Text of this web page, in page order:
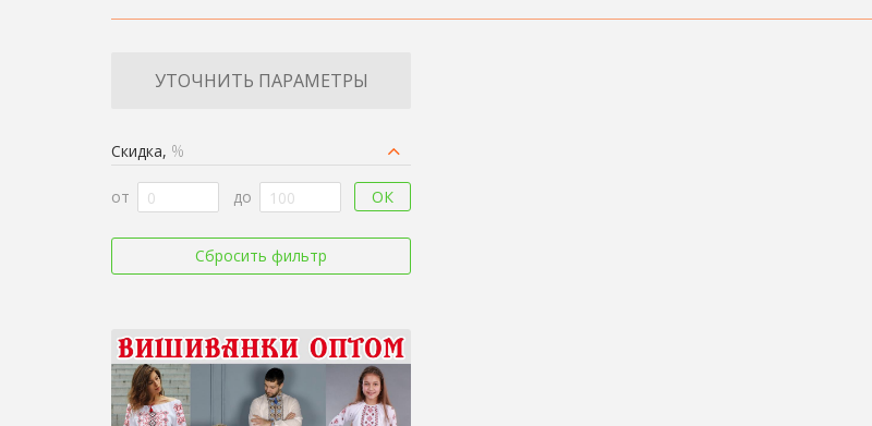
УТОЧНИТЬ ПАРАМЕТРЫ
Скидка, %
от до ОК
Сбросить фильтр